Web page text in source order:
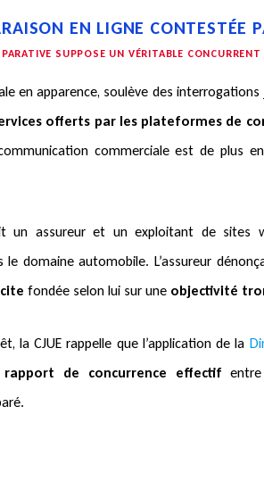
EN LIGNE CONTESTÉE
SUPPOSE UN VÉRITABLE CONCURRENT
en apparence, soulève des
offerts par les plateformes de
commerciale est de plus
un assureur et un exploitant de sites
le domaine automobile. L’assureur
fondée selon lui sur une objectivité
la CJUE rappelle que l’application de la
rapport de concurrence effectif